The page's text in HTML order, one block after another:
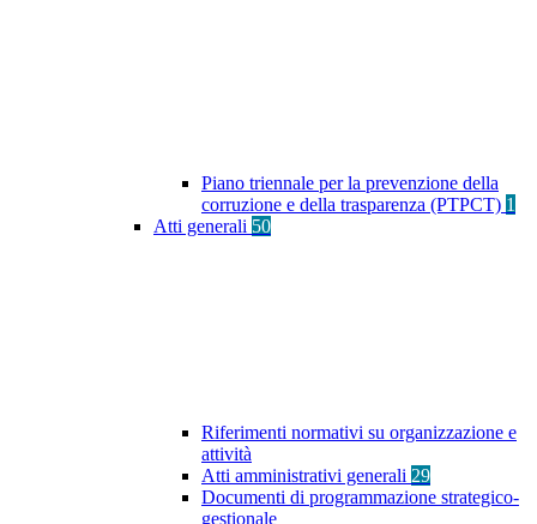
Piano triennale per la prevenzione della
corruzione e della trasparenza (PTPCT) 1
Atti generali 50
Riferimenti normativi su organizzazione e
attività
Atti amministrativi generali 29
Documenti di programmazione strategico-
gestionale